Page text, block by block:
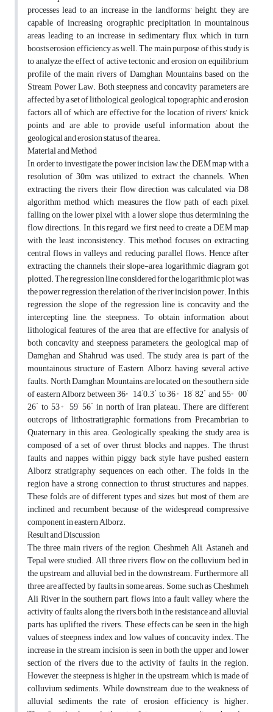
processes lead to an increase in the landforms’ height, they are
capable of increasing orographic precipitation in mountainous
areas, leading to an increase in sedimentary flux, which in turn
boosts erosion efficiency as well. The main purpose of this study is
to analyze the effect of active tectonic and erosion on equilibrium
profile of the main rivers of Damghan Mountains, based on the
Stream Power Law. Both steepness and concavity parameters are
affected by a set of lithological, geological, topographic, and erosion
factors, all of which are effective for the location of rivers’ knick
points and are able to provide useful information about the
geological and erosion status of the area.
Material and Method
In order to investigate the power incision law, the DEM map with a
resolution of 30m was utilized to extract the channels. When
extracting the rivers, their flow direction was calculated via D8
algorithm method, which measures the flow path of each pixel,
falling on the lower pixel with a lower slope, thus determining the
flow directions. In this regard, we first need to create a DEM map
with the least inconsistency. This method focuses on extracting
central flows in valleys and reducing parallel flows. Hence after
extracting the channels, their slope-area logarithmic diagram got
plotted. The regression line considered for the logarithmic plot was
the power regression, the relation of the river incision power. In this
regression, the slope of the regression line is concavity and the
intercepting line, the steepness. To obtain information about
lithological features of the area that are effective for analysis of
both concavity and steepness parameters, the geological map of
Damghan and Shahrud was used. The study area is part of the
mountainous structure of Eastern Alborz, having several active
faults. North Damghan Mountains are located on the southern side
of eastern Alborz between 36。 14'0.3" to 36。 18'82" and 55。00'
26"to 53。 59' 56" in north of Iran plateau. There are different
outcrops of lithostratigraphic formations from Precambrian to
Quaternary in this area. Geologically speaking, the study area is
composed of a set of over thrust blocks and nappes. The thrust
faults and nappes within piggy back style have pushed eastern
Alborz stratigraphy sequences on each other. The folds in the
region have a strong connection to thrust structures and nappes.
These folds are of different types and sizes, but most of them are
inclined and recumbent because of the widespread compressive
component in eastern Alborz.
Result and Discussion
The three main rivers of the region, Cheshmeh Ali, Astaneh, and
Tepal were studied. All three rivers flow on the colluvium bed in
the upstream and alluvial bed in the downstream. Furthermore, all
three are affected by faults in some areas. Some, such as Cheshmeh
Ali River in the southern part, flows into a fault valley, where the
activity of faults along the rivers, both in the resistance and alluvial
parts, has uplifted the rivers. These effects can be seen in the high
values of steepness index and low values of concavity index. The
increase in the stream incision is seen in both the upper and lower
section of the rivers due to the activity of faults in the region.
However, the steepness is higher in the upstream, which is made of
colluvium sediments. While downstream, due to the weakness of
alluvial sediments the rate of erosion efficiency is higher.